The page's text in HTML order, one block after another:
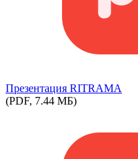
Презентация RITRAMA
(PDF, 7.44 МБ)